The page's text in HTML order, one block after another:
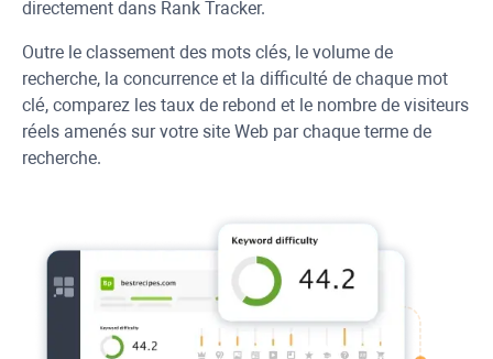
directement dans Rank Tracker.
Outre le classement des mots clés, le volume de
recherche, la concurrence et la difficulté de chaque mot
clé, comparez les taux de rebond et le nombre de visiteurs
réels amenés sur votre site Web par chaque terme de
recherche.